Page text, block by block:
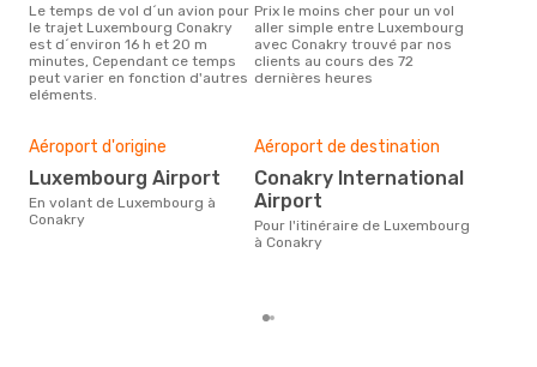
Le temps de vol d´un avion pour
le trajet Luxembourg Conakry
est d´environ 16 h et 20 m
minutes, Cependant ce temps
peut varier en fonction d'autres
eléments.
Prix le moins cher pour un vol
aller simple entre Luxembourg
avec Conakry trouvé par nos
clients au cours des 72
dernières heures
Aéroport d'origine
Luxembourg Airport
En volant de Luxembourg à
Conakry
Aéroport de destination
Conakry International
Airport
Pour l'itinéraire de Luxembourg
à Conakry